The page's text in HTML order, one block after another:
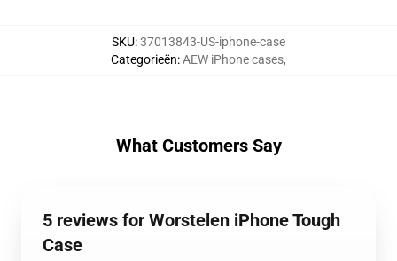
SKU:37013843-US-iphone-case
Categorieën:AEW iPhone cases,
What Customers Say
5 reviews for Worstelen iPhone Tough
Case